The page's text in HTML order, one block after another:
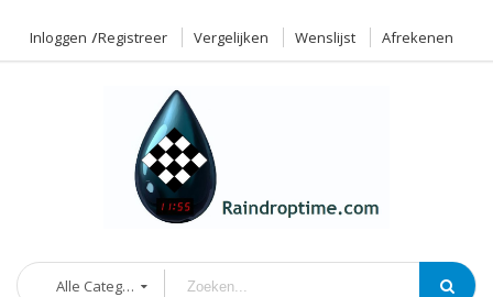
Inloggen Registreer Vergelijken Wenslijst Afrekenen
Alle Categorieën